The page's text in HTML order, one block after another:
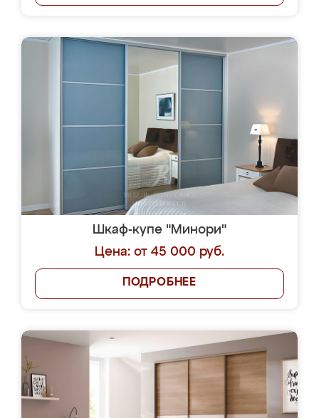
Шкаф-купе "Минори"
Цена: от 45 000 руб.
ПОДРОБНЕЕ